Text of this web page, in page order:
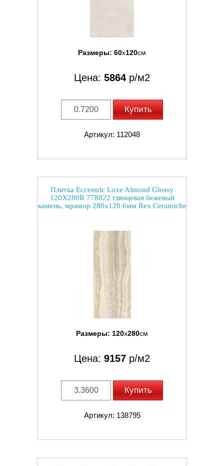
Размеры: 60x120см
Цена: 5864 р/м2
Купить
Артикул: 112048
Плитка Eccentric Luxe Almond Glossy
120X280R 778822 глянцевая бежевый
камень, мрамор 280x120 6мм Rex Ceramiche
Размеры: 120x280см
Цена: 9157 р/м2
Купить
Артикул: 138795